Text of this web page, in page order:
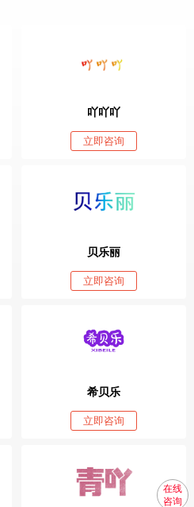
吖吖吖
立即咨询
贝乐丽
立即咨询
希贝乐
立即咨询
在线
咨询